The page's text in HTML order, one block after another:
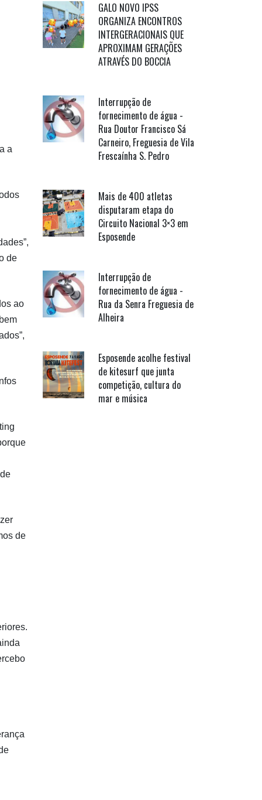
a
de
ao
de
GALO NOVO IPSS
ORGANIZA ENCONTROS
INTERGERACIONAIS QUE
APROXIMAM GERAÇÕES
ATRAVÉS DO BOCCIA
Interrupção de
fornecimento de água -
Rua Doutor Francisco Sá
Carneiro, Freguesia de Vila
Frescaínha S. Pedro
Mais de 400 atletas
disputaram etapa do
Circuito Nacional 3×3 em
Esposende
Interrupção de
fornecimento de água -
Rua da Senra Freguesia de
Alheira
Esposende acolhe festival
de kitesurf que junta
competição, cultura do
mar e música